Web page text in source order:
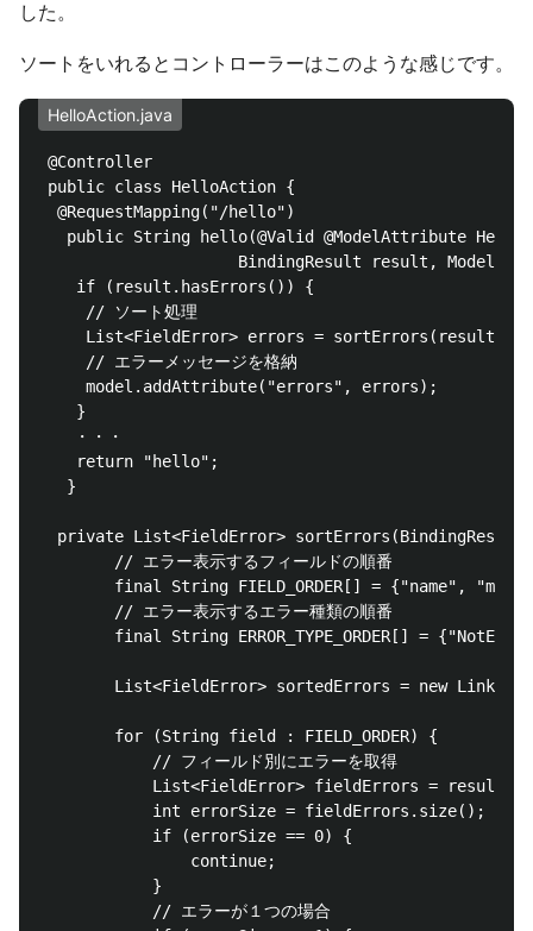
した。
ソートをいれるとコントローラーはこのような感じです。
HelloAction.java
@Controller
public class HelloAction {
  @RequestMapping("/hello")
public String hello(@Valid @ModelAttribute
BindingResult result, Model
    if (result.hasErrors()) {
     // ソート処理
     List<FieldError> errors = sortErrors(result);
     // エラーメッセージを格納
     model.addAttribute("errors", errors);
    }
・・・
    return "hello";
   }
private List<FieldError> sortErrors(BindingResult
List<FieldError> sortedErrors = new
        for (String field : FIELD_ORDER) {
            // フィールド別にエラーを取得
List<FieldError> fieldErrors =
            int errorSize = fieldErrors.size();
            if (errorSize == 0) {
                continue;
            }
            // エラーが１つの場合